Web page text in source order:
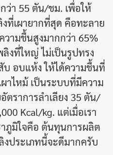
ว่า 55 ตัน/ชม. เพื่อให้
ที่เผายากที่สุด คือทะลาย
ามชื้นสูงมากกว่า 65%
ลิงที่ใหญ่ ไม่เป็นรูปทรง
อบแห้ง ให้ได้ความชื้นที่
าไหม้ เป็นระบบที่มีความ
ราการลำเลียง 35 ตัน/
Kcal/kg. แต่เมื่อเรา
ภูมิใจคือ ต้นทุนการผลิต
งประเภทนี้จะดีมากครับ